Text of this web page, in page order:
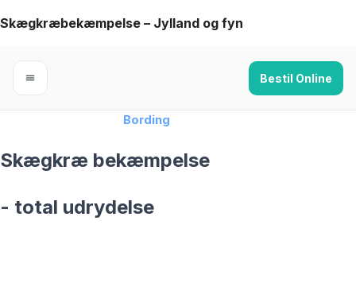
Skip
content
Skægkræbekæmpelse – Jylland og fyn
Bestil Online
Bording
Skægkræ bekæmpelse
- total udrydelse